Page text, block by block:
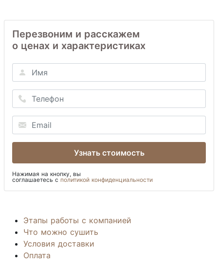
Перезвоним и расскажем
о ценах и характеристиках
Узнать стоимость
Нажимая на кнопку, вы
соглашаетесь с политикой конфиденциальности
Этапы работы с компанией
Что можно сушить
Условия доставки
Оплата